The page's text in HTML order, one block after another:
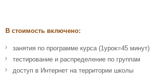
В стоимость включено:
занятия по программе курса (1урок=45 минут)
тестирование и распределение по группам
доступ в Интернет на территории школы